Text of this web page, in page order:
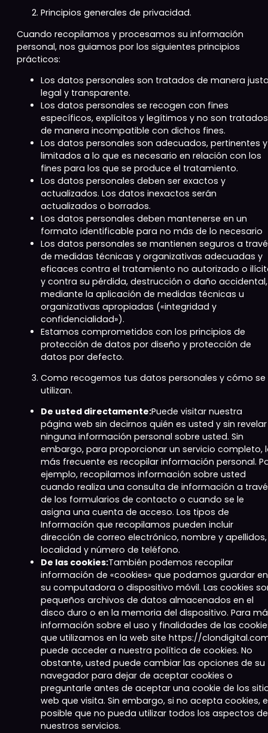
Principios generales de privacidad.
Cuando recopilamos y procesamos su información
personal, nos guiamos por los siguientes principios
prácticos:
Los datos personales son tratados ​​de manera
legal y transparente.
Los datos personales se recogen con fines
específicos, explícitos y legítimos y no son
de manera incompatible con dichos fines.
Los datos personales son adecuados, pertinentes y
limitados a lo que es necesario en relación con los
fines para los que se produce el tratamiento.
Los datos personales deben ser exactos y
actualizados. Los datos inexactos serán
actualizados o borrados.
Los datos personales deben mantenerse en un
formato identificable para no más de lo necesario
Los datos personales se mantienen seguros a
de medidas técnicas y organizativas adecuadas y
eficaces contra el tratamiento no autorizado o
y contra su pérdida, destrucción o daño accidental,
mediante la aplicación de medidas técnicas u
organizativas apropiadas («integridad y
confidencialidad»).
Estamos comprometidos con los principios de
protección de datos por diseño y protección de
datos por defecto.
Como recogemos tus datos personales y cómo se
utilizan.
De usted directamente:Puede visitar nuestra
página web sin decirnos quién es usted y sin revelar
ninguna información personal sobre usted. Sin
embargo, para proporcionar un servicio completo,
más frecuente es recopilar información personal.
ejemplo, recopilamos información sobre usted
cuando realiza una consulta de información a
de los formularios de contacto o cuando se le
asigna una cuenta de acceso. Los tipos de
Información que recopilamos pueden incluir
dirección de correo electrónico, nombre y apellidos,
localidad y número de teléfono.
De las cookies:También podemos recopilar
información de «cookies» que podamos guardar en
su computadora o dispositivo móvil. Las cookies
pequeños archivos de datos almacenados en el
disco duro o en la memoria del dispositivo. Para
información sobre el uso y finalidades de las
que utilizamos en la web site https://
puede acceder a nuestra política de cookies. No
obstante, usted puede cambiar las opciones de su
navegador para dejar de aceptar cookies o
preguntarle antes de aceptar una cookie de los
web que visita. Sin embargo, si no acepta cookies,
posible que no pueda utilizar todos los aspectos de
nuestros servicios.